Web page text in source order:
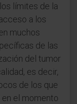
límites de la
a los
muchos
de las
del tumor
es decir,
de los que
el momento